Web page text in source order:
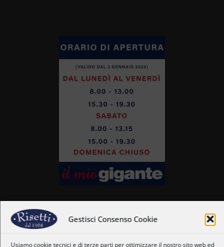
Gestisci Consenso Cookie
Usiamo cookie tecnici e di terze parti per ottimizzare il nostro sito web ed